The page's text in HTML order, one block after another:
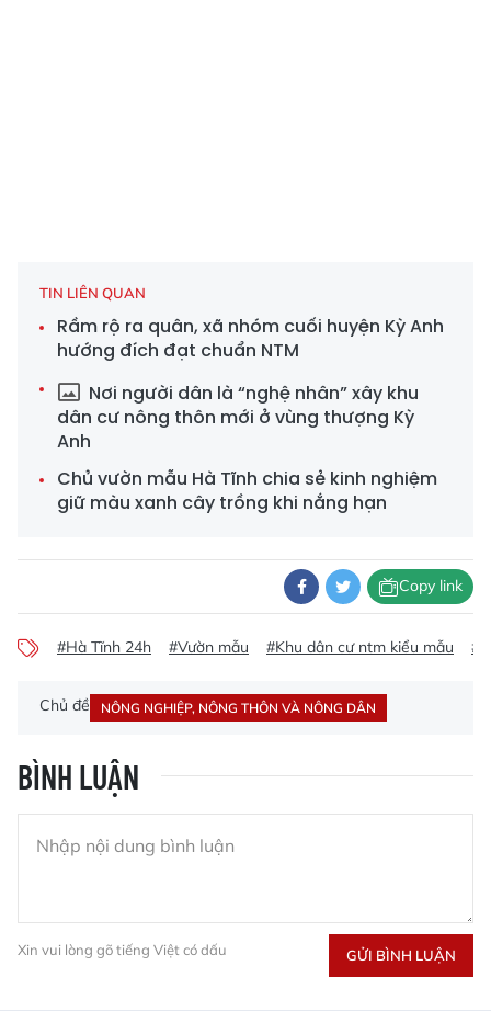
TIN LIÊN QUAN
Rầm rộ ra quân, xã nhóm cuối huyện Kỳ Anh
hướng đích đạt chuẩn NTM
Nơi người dân là “nghệ nhân” xây khu
dân cư nông thôn mới ở vùng thượng Kỳ
Anh
Chủ vườn mẫu Hà Tĩnh chia sẻ kinh nghiệm
giữ màu xanh cây trồng khi nắng hạn
Copy link
#Hà Tĩnh 24h #Vườn mẫu #Khu dân cư ntm kiểu mẫu
Chủ đề NÔNG NGHIỆP, NÔNG THÔN VÀ NÔNG DÂN
BÌNH LUẬN
Xin vui lòng gõ tiếng Việt có dấu GỬI BÌNH LUẬN